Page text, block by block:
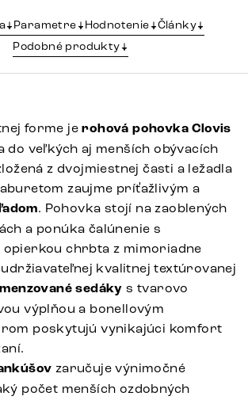
Parametre Hodnotenie
Články
Podobné produkty
forme jerohová pohovka Clovis
do veľkých aj menších obývacích
z dvojmiestnej časti a ležadla
zaujme príťažlivým a
. Pohovka stojí na zaoblených
a ponúka čalúnenie s
chrbta z mimoriadne
kvalitnej textúrovanej
sedáky s tvarovo
výplňou a bonellovým
poskytujú vynikajúci komfort
zaručuje výnimočné
počet menších ozdobných